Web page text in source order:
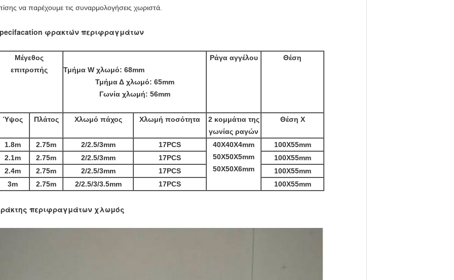
να παρέχουμε τις συναρμολογήσεις χωριστά.
φρακτών περιφραγμάτων
Μέγεθος
επιτροπής
Τμήμα W χλωμό: 68mm
Τμήμα Δ χλωμό: 65mm
Γωνία χλωμή: 56mm
Ράγα αγγέλου Θέση
Ύψος Πλάτος Χλωμό πάχος Χλωμή ποσότητα
2 κομμάτια της
γωνίας ραγών
Θέση Χ
1.8m 2.75m 2/2.5/3mm 17PCS
40X40X4mm
50X50X5mm
50X50X6mm
100X55mm
2.1m
2.75m 2/2.5/3mm 17PCS
100X55mm
2.4m
2.75m 2/2.5/3mm 17PCS
100X55mm
3m
2.75m 2/2.5/3/3.5mm 17PCS 100X55mm
περιφραγμάτων χλωμός